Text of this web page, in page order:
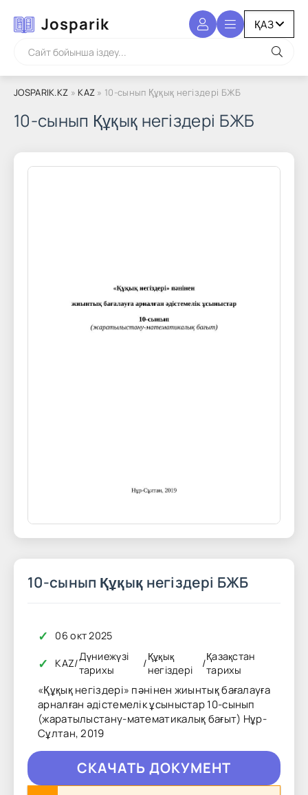
Josparik
JOSPARIK.KZ » KAZ » 10-сынып Құқық негіздері БЖБ
10-сынып Құқық негіздері БЖБ
10-сынып Құқық негіздері БЖБ
✓ 06 окт 2025
✓ KAZ/
Дүниежүзі
тарихы
/
Құқық
негіздері
/
Қазақстан
тарихы
«Құқық негіздері» пәнінен жиынтық бағалауға
арналған әдістемелік ұсыныстар 10-сынып
(жаратылыстану-математикалық бағыт) Нұр-
Сұлтан, 2019
CКAЧAТЬ ДОКУМЕНТ